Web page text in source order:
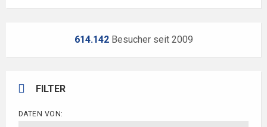
614.142 Besucher seit 2009
FILTER
DATEN VON: